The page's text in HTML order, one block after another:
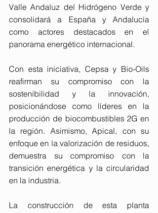
Valle Andaluz del Hidrógeno Verde y
consolidará a España y Andalucía
como actores destacados en el
panorama energético internacional.
Con esta iniciativa, Cepsa y Bio-Oils
reafirman su compromiso con la
sostenibilidad y la innovación,
posicionándose como líderes en la
producción de biocombustibles 2G en
la región. Asimismo, Apical, con su
enfoque en la valorización de residuos,
demuestra su compromiso con la
transición energética y la circularidad
en la industria.
La construcción de esta planta